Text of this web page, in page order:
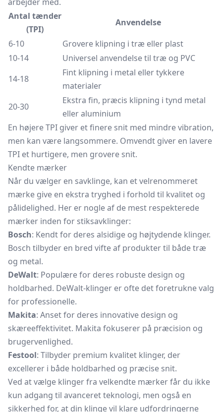
Antal tænder
(TPI)
Anvendelse
6-10
Grovere klipning i træ eller plast
10-14
Universel anvendelse til træ og PVC
14-18
Fint klipning i metal eller tykkere
materialer
20-30
Ekstra fin, præcis klipning i tynd metal
eller aluminium
En højere TPI giver et finere snit med mindre vibration,
men kan være langsommere. Omvendt giver en lavere
TPI et hurtigere, men grovere snit.
Kendte mærker
Når du vælger en savklinge, kan et velrenommeret
mærke give en ekstra tryghed i forhold til kvalitet og
pålidelighed. Her er nogle af de mest respekterede
mærker inden for stiksavklinger:
Bosch: Kendt for deres alsidige og højtydende klinger.
Bosch tilbyder en bred vifte af produkter til både træ
og metal.
DeWalt: Populære for deres robuste design og
holdbarhed. DeWalt-klinger er ofte det foretrukne valg
for professionelle.
Makita: Anset for deres innovative design og
skæreeffektivitet. Makita fokuserer på præcision og
brugervenlighed.
Festool: Tilbyder premium kvalitet klinger, der
excellerer i både holdbarhed og præcise snit.
Ved at vælge klinger fra velkendte mærker får du ikke
kun adgang til avanceret teknologi, men også en
sikkerhed for, at din klinge vil klare udfordringerne